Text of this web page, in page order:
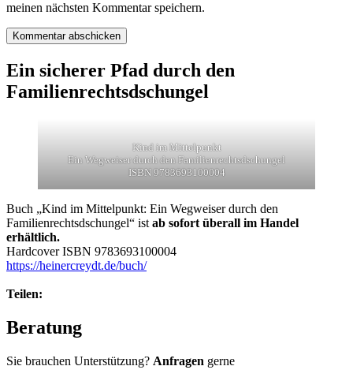
meinen nächsten Kommentar speichern.
Ein sicherer Pfad durch den
Familienrechtsdschungel
Kind im Mittelpunkt
Ein Wegweiser durch den Familienrechtsdschungel
ISBN 9783693100004
Buch „Kind im Mittelpunkt: Ein Wegweiser durch den
Familienrechtsdschungel“ ist ab sofort überall im Handel
erhältlich.
Hardcover ISBN 9783693100004
https://heinercreydt.de/buch/
Teilen:
Beratung
Sie brauchen Unterstützung? Anfragen gerne